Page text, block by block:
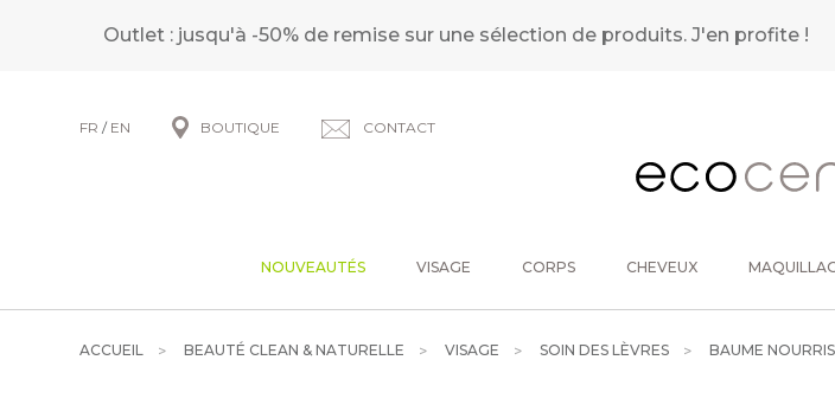
Outlet : jusqu'à -50% de remise sur une sélection de produits.J'en profite !
FR / EN BOUTIQUE CONTACT
NOUVEAUTÉS VISAGE CORPS CHEVEUX
ACCUEIL BEAUTÉ CLEAN & NATURELLE VISAGE SOIN DES LÈVRES BAUME